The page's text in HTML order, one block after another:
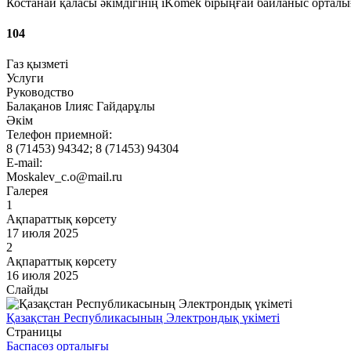
104
Газ қызметі
Услуги
Руководство
Балақанов Ілияс Гайдарұлы
Әкім
Телефон приемной:
8 (71453) 94342; 8 (71453) 94304
E-mail:
Moskalev_c.o@mail.ru
Галерея
1
Ақпараттық көрсету
17 июля 2025
2
Ақпараттық көрсету
16 июля 2025
Слайды
Қазақстан Республикасының Электрондық үкіметі
Страницы
Баспасөз орталығы